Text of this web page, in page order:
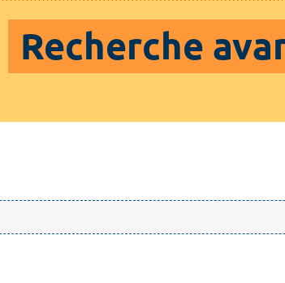
Recherche